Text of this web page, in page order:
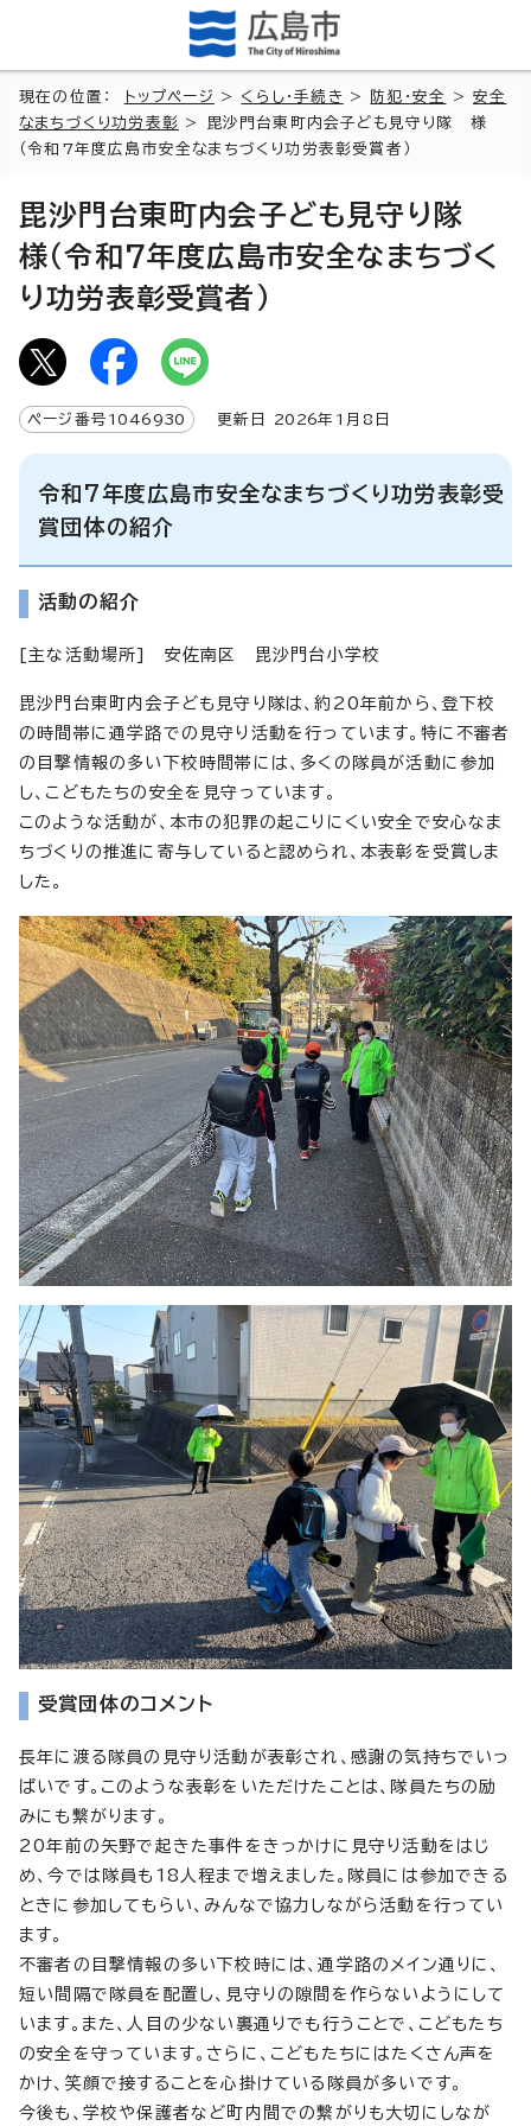
現在の位置： トップページ > くらし・手続き > 防犯・安全 >安全
なまちづくり功労表彰 > 毘沙門台東町内会子ども見守り隊 様
（令和7年度広島市安全なまちづくり功労表彰受賞者）
毘沙門台東町内会子ども見守り隊
様（令和7年度広島市安全なまちづく
り功労表彰受賞者）
ページ番号 1046930 更新日 2026年1月8日
令和7年度広島市安全なまちづくり功労表彰受
賞団体の紹介
活動の紹介
[主な活動場所] 安佐南区 毘沙門台小学校
毘沙門台東町内会子ども見守り隊は、約20年前から、登下校
の時間帯に通学路での見守り活動を行っています。特に不審者
の目撃情報の多い下校時間帯には、多くの隊員が活動に参加
し、こどもたちの安全を見守っています。
このような活動が、本市の犯罪の起こりにくい安全で安心なま
ちづくりの推進に寄与していると認められ、本表彰を受賞しま
した。
受賞団体のコメント
長年に渡る隊員の見守り活動が表彰され、感謝の気持ちでいっ
ぱいです。このような表彰をいただけたことは、隊員たちの励
みにも繋がります。
20年前の矢野で起きた事件をきっかけに見守り活動をはじ
め、今では隊員も18人程まで増えました。隊員には参加できる
ときに参加してもらい、みんなで協力しながら活動を行ってい
ます。
不審者の目撃情報の多い下校時には、通学路のメイン通りに、
短い間隔で隊員を配置し、見守りの隙間を作らないようにして
います。また、人目の少ない裏通りでも行うことで、こどもたち
の安全を守っています。さらに、こどもたちにはたくさん声を
かけ、笑顔で接することを心掛けている隊員が多いです。
今後も、学校や保護者など町内間での繋がりも大切にしなが